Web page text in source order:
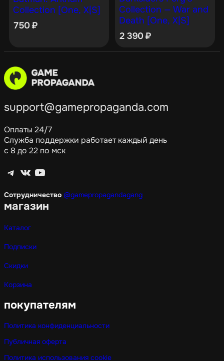
Collection [One, X|S]
750₽
Collection — War and
Death [One, X|S]
2 390₽
support@gamepropaganda.com
Оплаты 24/7
Служба поддержки работает каждый день
с 8 до 22 по мск
Telegram ВКонтакте YouTube
Сотрудничество @gamepropagandagang
магазин
Каталог
Подписки
Скидки
Корзина
покупателям
Политика конфиденциальности
Публичная оферта
Политика использования cookie